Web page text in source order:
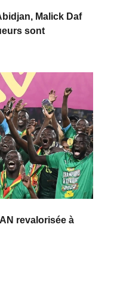
Malick Daf
sont
revalorisée à